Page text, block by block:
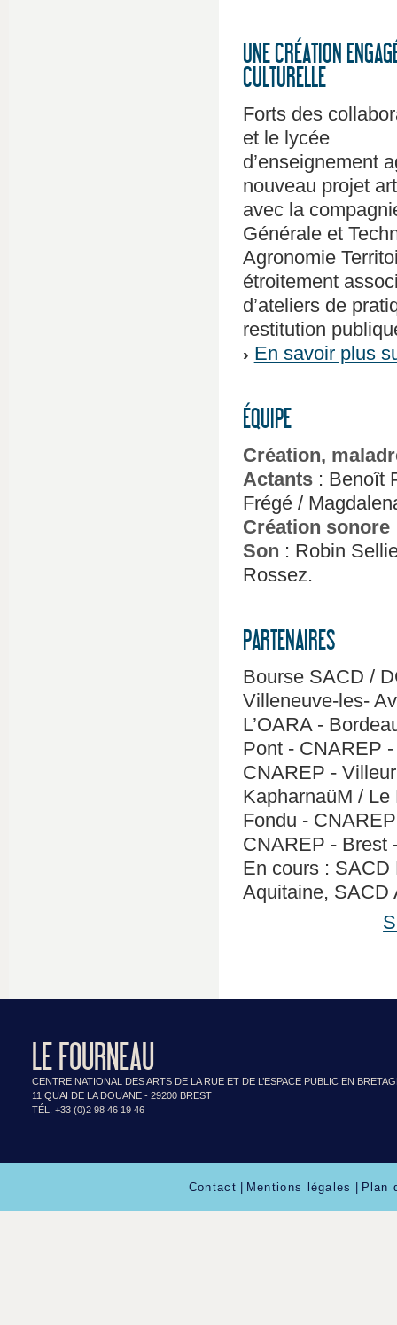
UNE CRÉATION
CULTURELLE
Forts des
et le lycée
d’enseignement
nouveau projet
avec la
Générale et
Agronomie
étroitement
d’ateliers de
restitution
En savoir plus
ÉQUIPE
Création,
Actants: Benoît
Frégé /
Création sonore
Son : Robin
Rossez.
PARTENAIRES
Bourse SACD /
Villeneuve-les-
L’OARA -
Pont - CNAREP
CNAREP -
KapharnaüM /
Fondu -
CNAREP - Brest
En cours : SACD
Aquitaine, SACD
LE FOURNEAU
CENTRE NATIONAL DES ARTS DE LA RUE ET DE L’ESPACE PUBLIC EN
11 QUAI DE LA DOUANE - 29200 BREST
TÉL. +33 (0)2 98 46 19 46
Contact | Mentions légales | Plan